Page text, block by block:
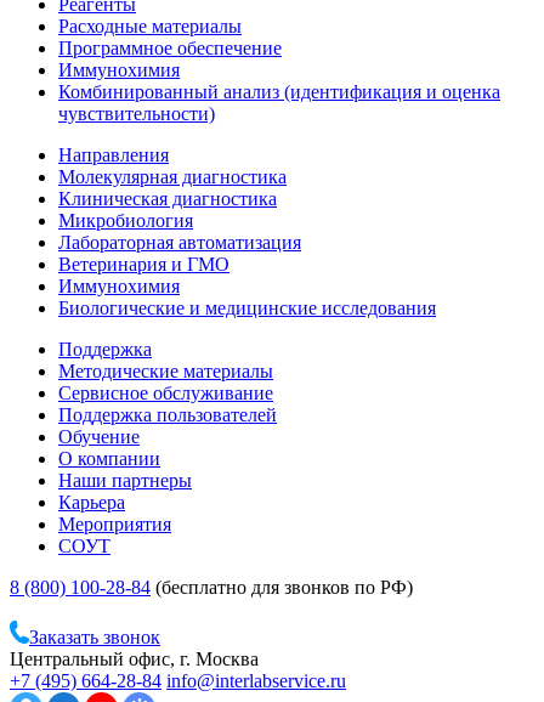
Реагенты
Расходные материалы
Программное обеспечение
Иммунохимия
Комбинированный анализ (идентификация и оценка
чувствительности)
Направления
Молекулярная диагностика
Клиническая диагностика
Микробиология
Лабораторная автоматизация
Ветеринария и ГМО
Иммунохимия
Биологические и медицинские исследования
Поддержка
Методические материалы
Сервисное обслуживание
Поддержка пользователей
Обучение
О компании
Наши партнеры
Карьера
Мероприятия
СОУТ
8 (800) 100-28-84 (бесплатно для звонков по РФ)
Заказать звонок
Центральный офис, г. Москва
+7 (495) 664-28-84 info@interlabservice.ru